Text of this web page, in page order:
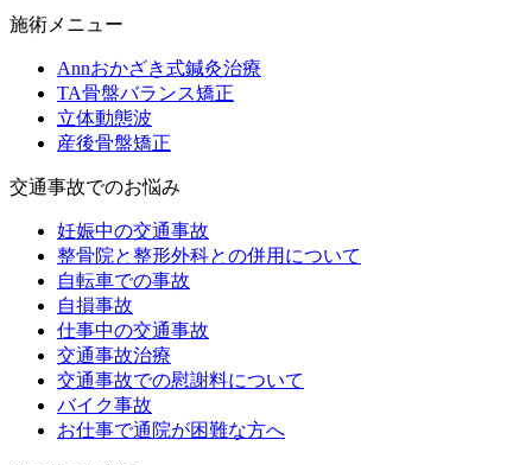
施術メニュー
Annおかざき式鍼灸治療
TA骨盤バランス矯正
立体動態波
産後骨盤矯正
交通事故でのお悩み
妊娠中の交通事故
整骨院と整形外科との併用について
自転車での事故
自損事故
仕事中の交通事故
交通事故治療
交通事故での慰謝料について
バイク事故
お仕事で通院が困難な方へ